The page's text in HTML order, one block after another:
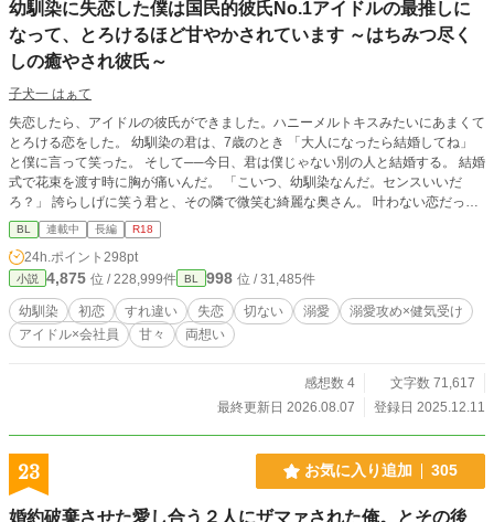
幼馴染に失恋した僕は国民的彼氏No.1アイドルの最推しに
なって、とろけるほど甘やかされています ～はちみつ尽く
しの癒やされ彼氏～
子犬一 はぁて
失恋したら、アイドルの彼氏ができました。ハニーメルトキスみたいにあまくて
とろける恋をした。 幼馴染の君は、7歳のとき 「大人になったら結婚してね」
と僕に言って笑った。 そして──今日、君は僕じゃない別の人と結婚する。 結婚
式で花束を渡す時に胸が痛いんだ。 「こいつ、幼馴染なんだ。センスいいだ
ろ？」 誇らしげに笑う君と、その隣で微笑む綺麗な奥さん。 叶わない恋だって
わかってる。 それでも、氷砂糖みたいに君との甘い思い出を、僕だけの宝箱に
しまって生きていく。 君の幸せを願うことだけが、僕にできる最後の恋だか
ら。 そう思って、失恋の悲しみを猫カフェで埋めていたある日のこと。 僕
は“彼“に出逢った。 その人は僕に愛を教えてくれる人でした。 はちみつみたい
に甘くてやさしくてとろける恋。ハニーメルトキスって言葉が似合う人。 そし
て僕はどうやら彼の最推しになってしまったらしいんです。 けれど、彼の生き
方は僕とはまるで正反対で──。 『国民的彼氏No.1』カリスマアイドル×失恋
ございます♡♡ わたしの押し間違いで、ネタバレあり表示になってしまいまし
た。 変更ができないようなので、こちらでお知らせさせていただきます(*^^*) ご
(旧) 昔「結婚しよう」と言ってくれた幼馴染は今日、僕以外の人と結婚する
BL 連載中 長編 R18
24h.ポイント 298pt
小説 4,875 位 / 228,999件 BL 998 位 / 31,485件
幼馴染 初恋 すれ違い 失恋 切ない 溺愛
溺愛攻め×健気受け
アイドル×会社員
甘々 両想い
感想数 4
文字数 71,617
最終更新日 2026.08.07
登録日 2025.12.11
23 お気に入り追加 305
婚約破棄させた愛し合う２人にザマァされた俺。とその後